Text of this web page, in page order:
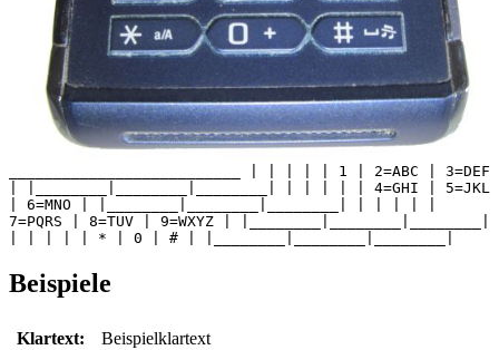
__________________________ | | | | | 1 | 2=ABC | 3=DEF
| |________|________|________| | | | | | 4=GHI | 5=JKL
| 6=MNO | |________|________|________| | | | | |
7=PQRS | 8=TUV | 9=WXYZ | |________|________|________|
| | | | | * | 0 | # | |________|________|________|
Beispiele
Klartext:
Beispielklartext